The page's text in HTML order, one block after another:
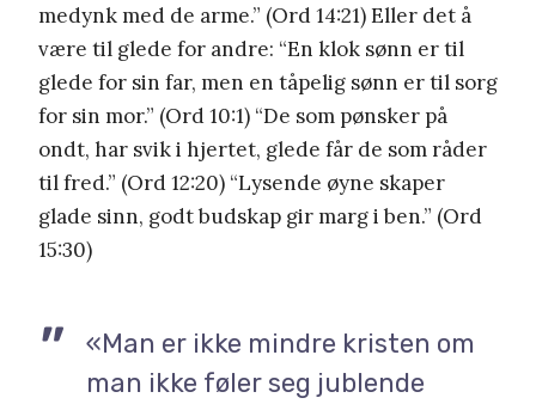
medynk med de arme.” (Ord 14:21) Eller det å
være til glede for andre: “En klok sønn er til
glede for sin far, men en tåpelig sønn er til sorg
for sin mor.” (Ord 10:1) “De som pønsker på
ondt, har svik i hjertet, glede får de som råder
til fred.” (Ord 12:20) “Lysende øyne skaper
glade sinn, godt budskap gir marg i ben.” (Ord
15:30)
«Man er ikke mindre kristen om
man ikke føler seg jublende